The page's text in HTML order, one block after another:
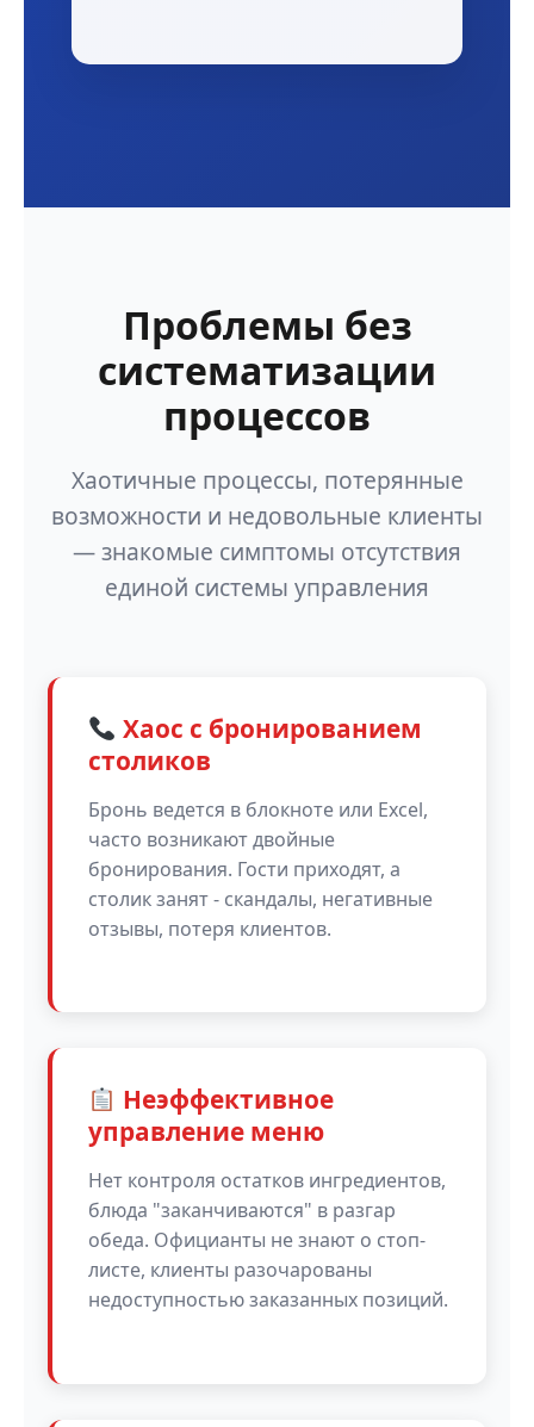
Проблемы без
систематизации
процессов
Хаотичные процессы, потерянные
возможности и недовольные клиенты
— знакомые симптомы отсутствия
единой системы управления
Хаос с бронированием
столиков
Бронь ведется в блокноте или Excel,
часто возникают двойные
бронирования. Гости приходят, а
столик занят - скандалы, негативные
отзывы, потеря клиентов.
Неэффективное
управление меню
Нет контроля остатков ингредиентов,
блюда "заканчиваются" в разгар
обеда. Официанты не знают о стоп-
листе, клиенты разочарованы
недоступностью заказанных позиций.